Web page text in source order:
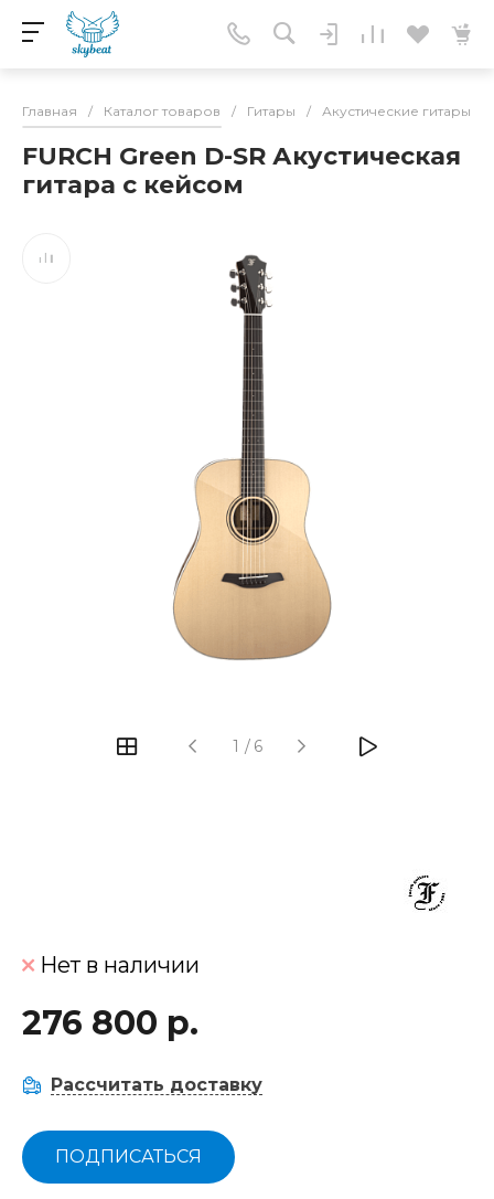
Главная / Каталог товаров / Гитары / Акустические гитары
FURCH Green D-SR Акустическая
гитара с кейсом
1 / 6
Нет в наличии
276 800 р.
Рассчитать доставку
ПОДПИСАТЬСЯ